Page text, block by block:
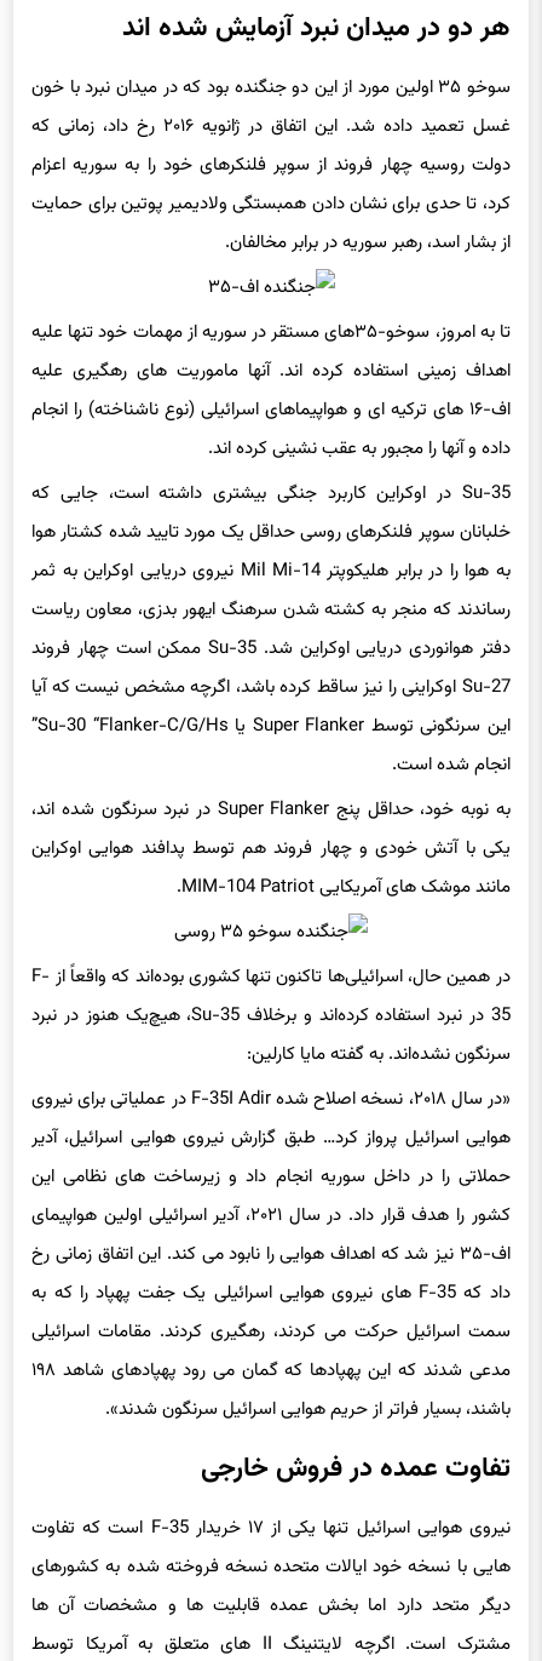
هر دو در میدان نبرد آزمایش شده اند
سوخو ۳۵ اولین مورد از این دو جنگنده بود که در میدان نبرد با خون
غسل تعمید داده شد. این اتفاق در ژانویه ۲۰۱۶ رخ داد، زمانی که
دولت روسیه چهار فروند از سوپر فلنکرهای خود را به سوریه اعزام
کرد، تا حدی برای نشان دادن همبستگی ولادیمیر پوتین برای حمایت
از بشار اسد، رهبر سوریه در برابر مخالفان.
تا به امروز، سوخو-۳۵های مستقر در سوریه از مهمات خود تنها علیه
اهداف زمینی استفاده کرده اند. آنها ماموریت های رهگیری علیه
اف-۱۶ های ترکیه ای و هواپیماهای اسرائیلی (نوع ناشناخته) را انجام
داده و آنها را مجبور به عقب نشینی کرده اند.
Su-35 در اوکراین کاربرد جنگی بیشتری داشته است، جایی که
خلبانان سوپر فلنکرهای روسی حداقل یک مورد تایید شده کشتار هوا
به هوا را در برابر هلیکوپتر Mil Mi-14 نیروی دریایی اوکراین به ثمر
رساندند که منجر به کشته شدن سرهنگ ایهور بدزی، معاون ریاست
دفتر هوانوردی دریایی اوکراین شد. Su-35 ممکن است چهار فروند
Su-27 اوکراینی را نیز ساقط کرده باشد، اگرچه مشخص نیست که آیا
این سرنگونی توسط Super Flanker یا Su-30 “Flanker-C/G/Hs”
انجام شده است.
به نوبه خود، حداقل پنج Super Flanker در نبرد سرنگون شده اند،
یکی با آتش خودی و چهار فروند هم توسط پدافند هوایی اوکراین
مانند موشک های آمریکایی MIM-104 Patriot.
در همین حال، اسرائیلی‌ها تاکنون تنها کشوری بوده‌اند که واقعاً از F-
35 در نبرد استفاده کرده‌اند و برخلاف Su-35، هیچ‌یک هنوز در نبرد
سرنگون نشده‌اند. به گفته مایا کارلین:
«در سال ۲۰۱۸، نسخه اصلاح شده F-35I Adir در عملیاتی برای نیروی
هوایی اسرائیل پرواز کرد… طبق گزارش نیروی هوایی اسرائیل، آدیر
حملاتی را در داخل سوریه انجام داد و زیرساخت های نظامی این
کشور را هدف قرار داد. در سال ۲۰۲۱، آدیر اسرائیلی اولین هواپیمای
اف-۳۵ نیز شد که اهداف هوایی را نابود می کند. این اتفاق زمانی رخ
داد که F-35 های نیروی هوایی اسرائیلی یک جفت پهپاد را که به
سمت اسرائیل حرکت می کردند، رهگیری کردند. مقامات اسرائیلی
مدعی شدند که این پهپادها که گمان می رود پهپادهای شاهد ۱۹۸
باشند، بسیار فراتر از حریم هوایی اسرائیل سرنگون شدند».
تفاوت عمده در فروش خارجی
نیروی هوایی اسرائیل تنها یکی از ۱۷ خریدار F-35 است که تفاوت
هایی با نسخه خود ایالات متحده نسخه فروخته شده به کشورهای
دیگر متحد دارد اما بخش عمده قابلیت ها و مشخصات آن ها
مشترک است. اگرچه لایتنینگ II های متعلق به آمریکا توسط